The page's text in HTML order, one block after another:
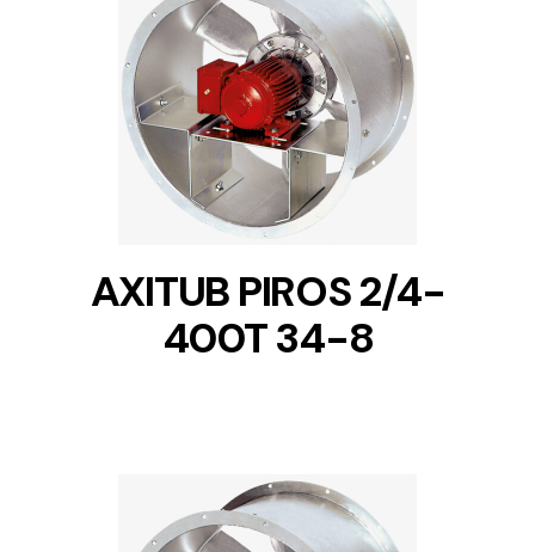
DETAILS
AXITUB PIROS 2/4-
400T 34-8